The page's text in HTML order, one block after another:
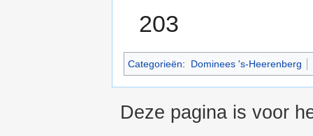
203
Categorieën: Dominees 's-Heerenberg
Deze pagina is voor